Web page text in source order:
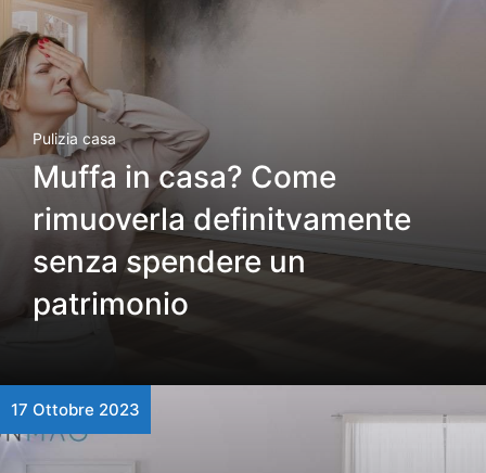
Pulizia casa
Muffa in casa? Come
rimuoverla definitvamente
senza spendere un
patrimonio
17 Ottobre 2023